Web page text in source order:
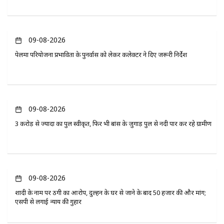
09-08-2026
पेलमा परियोजना प्रभावितों के पुनर्वास को लेकर कलेक्टर ने दिए जरूरी निर्देश
09-08-2026
3 करोड़ से ज्यादा का पुल स्वीकृत, फिर भी बांस के जुगाड़ पुल से नदी पार कर रहे ग्रामीण
09-08-2026
शादी के नाम पर ठगी का आरोप, दुल्हन के घर से जाने के बाद 50 हजार की और मांग;
एसपी से लगाई न्याय की गुहार